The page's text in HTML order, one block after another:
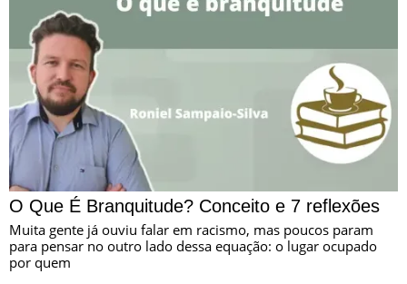
O Que É Branquitude? Conceito e 7 reflexões
Muita gente já ouviu falar em racismo, mas poucos param
para pensar no outro lado dessa equação: o lugar ocupado
por quem